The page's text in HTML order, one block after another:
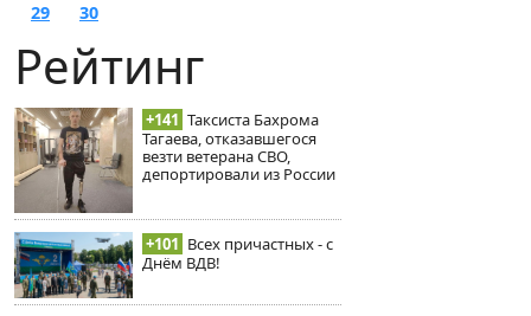
29
30
Рейтинг
+141 Таксиста Бахрома
Тагаева, отказавшегося
везти ветерана СВО,
депортировали из России
+101 Всех причастных - с
Днём ВДВ!